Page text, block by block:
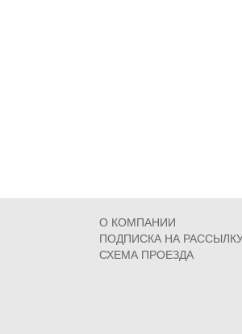
О КОМПАНИИ
ПОДПИСКА НА
СХЕМА ПРОЕЗДА